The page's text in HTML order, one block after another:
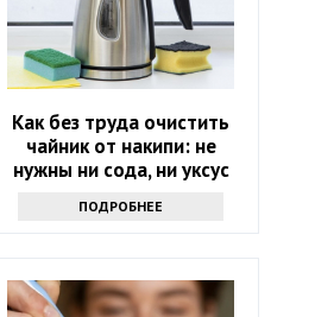
Как без труда очистить
чайник от накипи: не
нужны ни сода, ни уксус
ПОДРОБНЕЕ